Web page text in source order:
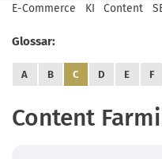
E-Commerce KI Content
Glossar:
A B C D E F
Content